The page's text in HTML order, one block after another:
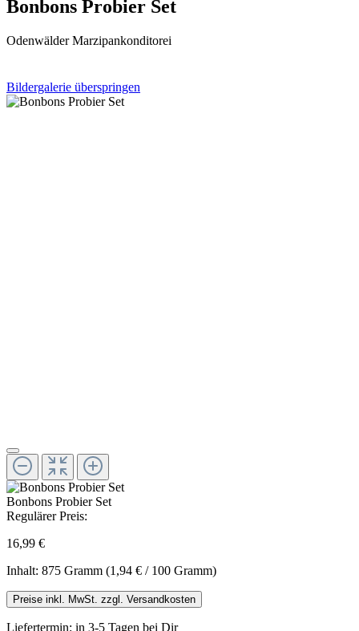
Bonbons Probier Set
Odenwälder Marzipankonditorei
Bildergalerie überspringen
Bonbons Probier Set
Regulärer Preis:
16,99 €
Inhalt: 875 Gramm (1,94 € / 100 Gramm)
Preise inkl. MwSt. zzgl. Versandkosten
Liefertermin: in 3-5 Tagen bei Dir